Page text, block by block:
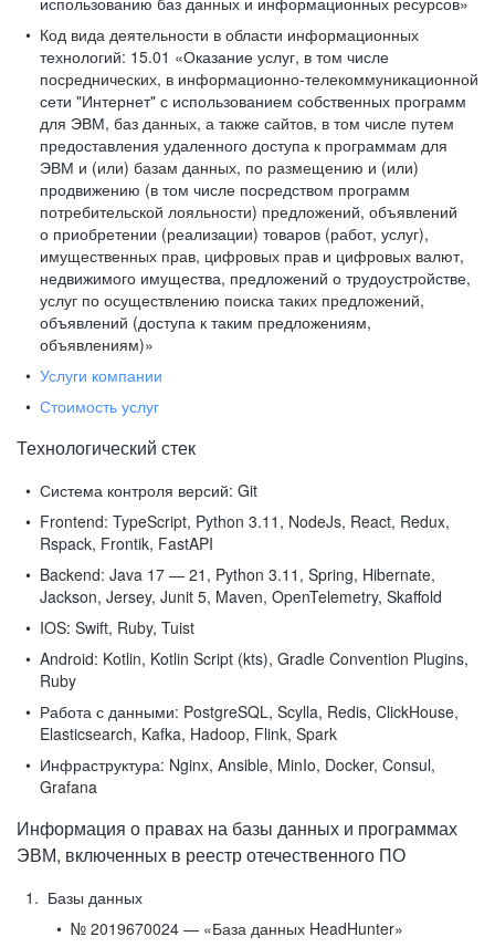
Код вида деятельности в области информационных
технологий: 15.01 «Оказание услуг, в том числе
посреднических, в информационно-телекоммуникационной
сети "Интернет" с использованием собственных программ
для ЭВМ, баз данных, а также сайтов, в том числе путем
предоставления удаленного доступа к программам для
ЭВМ и (или) базам данных, по размещению и (или)
продвижению (в том числе посредством программ
потребительской лояльности) предложений, объявлений
о приобретении (реализации) товаров (работ, услуг),
имущественных прав, цифровых прав и цифровых валют,
недвижимого имущества, предложений о трудоустройстве,
услуг по осуществлению поиска таких предложений,
объявлений (доступа к таким предложениям,
объявлениям)»
Услуги компании
Стоимость услуг
Технологический стек
Система контроля версий: Git
Frontend: TypeScript, Python 3.11, NodeJs, React, Redux,
Rspack, Frontik, FastAPI
Backend: Java 17 — 21, Python 3.11, Spring, Hibernate,
Jackson, Jersey, Junit 5, Maven, OpenTelemetry, Skaffold
IOS: Swift, Ruby, Tuist
Android: Kotlin, Kotlin Script (kts), Gradle Convention Plugins,
Ruby
Работа с данными: PostgreSQL, Scylla, Redis, ClickHouse,
Elasticsearch, Kafka, Hadoop, Flink, Spark
Инфраструктура: Nginx, Ansible, MinIo, Docker, Consul,
Grafana
Информация о правах на базы данных и программах
ЭВМ, включенных в реестр отечественного ПО
Базы данных
№ 2019670024 — «База данных HeadHunter»